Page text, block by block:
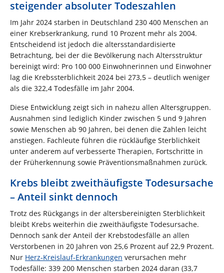
steigender absoluter Todeszahlen
Im Jahr 2024 starben in Deutschland 230 400 Menschen an
einer Krebserkrankung, rund 10 Prozent mehr als 2004.
Entscheidend ist jedoch die altersstandardisierte
Betrachtung, bei der die Bevölkerung nach Altersstruktur
bereinigt wird: Pro 100 000 Einwohnerinnen und Einwohner
lag die Krebssterblichkeit 2024 bei 273,5 – deutlich weniger
als die 322,4 Todesfälle im Jahr 2004.
Diese Entwicklung zeigt sich in nahezu allen Altersgruppen.
Ausnahmen sind lediglich Kinder zwischen 5 und 9 Jahren
sowie Menschen ab 90 Jahren, bei denen die Zahlen leicht
anstiegen. Fachleute führen die rückläufige Sterblichkeit
unter anderem auf verbesserte Therapien, Fortschritte in
der Früherkennung sowie Präventionsmaßnahmen zurück.
Krebs bleibt zweithäufigste Todesursache
– Anteil sinkt dennoch
Trotz des Rückgangs in der altersbereinigten Sterblichkeit
bleibt Krebs weiterhin die zweithäufigste Todesursache.
Dennoch sank der Anteil der Krebstodesfälle an allen
Verstorbenen in 20 Jahren von 25,6 Prozent auf 22,9 Prozent.
Nur Herz‑Kreislauf-Erkrankungen verursachen mehr
Todesfälle: 339 200 Menschen starben 2024 daran (33,7